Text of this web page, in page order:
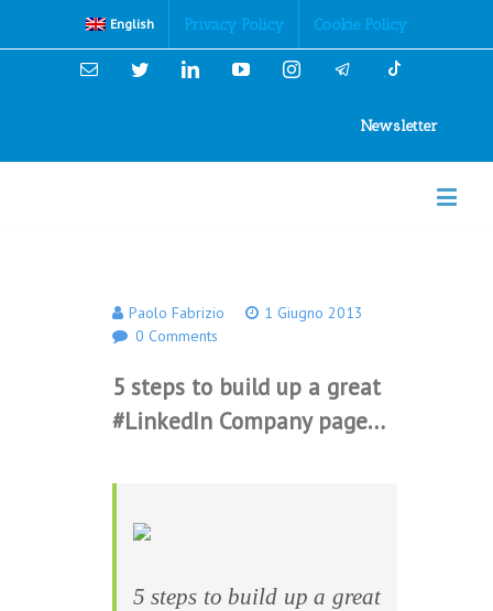
English Privacy Policy Cookie Policy
Email TwitterLinkedinYouTubeInstagram
Newsletter
Paolo Fabrizio
1 Giugno 2013
0 Comments
5 steps to build up a great
#LinkedIn Company page…
5 steps to build up a great
Cookies Policy